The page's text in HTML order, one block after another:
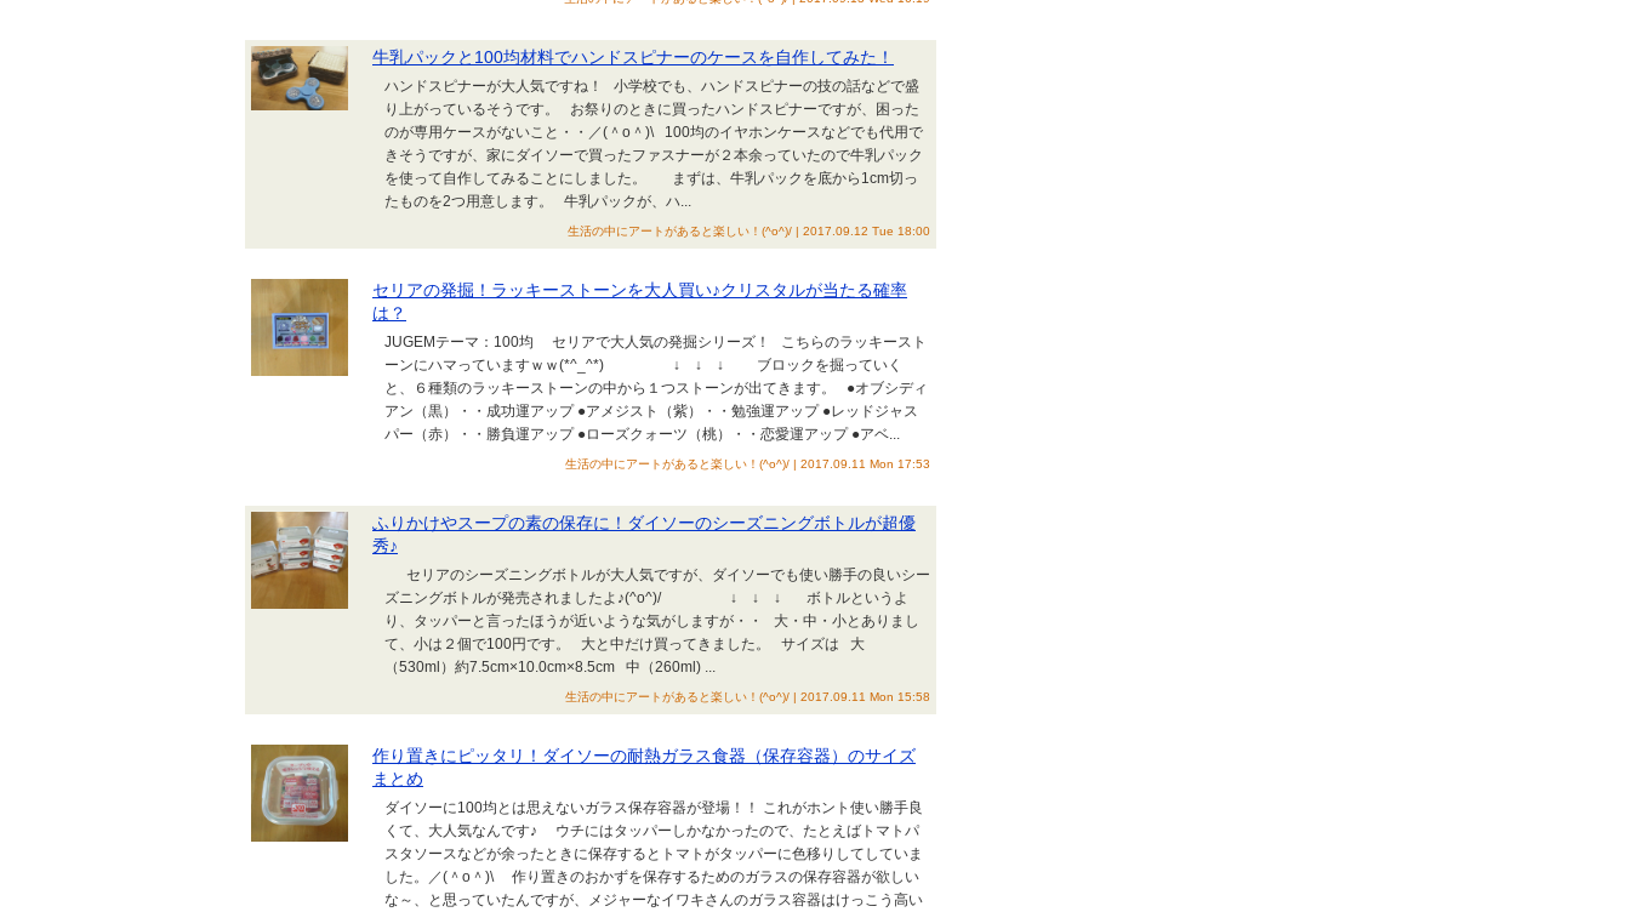
牛乳パックと100均材料でハンドスピナーのケースを自作してみた！
ハンドスピナーが大人気ですね！ 小学校でも、ハンドスピナーの技の話などで盛
り上がっているそうです。 お祭りのときに買ったハンドスピナーですが、困った
のが専用ケースがないこと・・／(＾o＾)\ 100均のイヤホンケースなどでも代用で
きそうですが、家にダイソーで買ったファスナーが２本余っていたので牛乳パック
を使って自作してみることにしました。 まずは、牛乳パックを底から1cm切っ
たものを2つ用意します。 牛乳パックが、ハ...
生活の中にアートがあると楽しい！(^o^)/ | 2017.09.12 Tue 18:00
セリアの発掘！ラッキーストーンを大人買い♪クリスタルが当たる確率
は？
JUGEMテーマ：100均 セリアで大人気の発掘シリーズ！ こちらのラッキースト
ーンにハマっていますｗｗ(*^_^*) ↓ ↓ ↓ ブロックを掘っていく
と、６種類のラッキーストーンの中から１つストーンが出てきます。 ●オブシディ
アン（黒）・・成功運アップ ●アメジスト（紫）・・勉強運アップ ●レッドジャス
パー（赤）・・勝負運アップ ●ローズクォーツ（桃）・・恋愛運アップ ●アベ...
生活の中にアートがあると楽しい！(^o^)/ | 2017.09.11 Mon 17:53
ふりかけやスープの素の保存に！ダイソーのシーズニングボトルが超優
秀♪
セリアのシーズニングボトルが大人気ですが、ダイソーでも使い勝手の良いシー
ズニングボトルが発売されましたよ♪(^o^)/ ↓ ↓ ↓ ボトルというよ
り、タッパーと言ったほうが近いような気がしますが・・ 大・中・小とありまし
て、小は２個で100円です。 大と中だけ買ってきました。 サイズは 大
（530ml）約7.5cm×10.0cm×8.5cm 中（260ml) ...
生活の中にアートがあると楽しい！(^o^)/ | 2017.09.11 Mon 15:58
作り置きにピッタリ！ダイソーの耐熱ガラス食器（保存容器）のサイズ
まとめ
ダイソーに100均とは思えないガラス保存容器が登場！！ これがホント使い勝手良
くて、大人気なんです♪ ウチにはタッパーしかなかったので、たとえばトマトパ
スタソースなどが余ったときに保存するとトマトがタッパーに色移りしてしていま
した。／(＾o＾)\ 作り置きのおかずを保存するためのガラスの保存容器が欲しい
な～、と思っていたんですが、メジャーなイワキさんのガラス容器はけっこう高い